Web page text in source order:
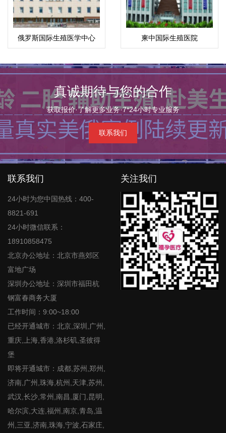
俄罗斯国际生殖医学中心
(ICRM)
柬中国际生殖医院
真诚期待与您的合作
获取报价·了解更多业务·7*24小时专业服务
联系我们
联系我们
24小时为您中国热线：400-
8821-691
24小时微信联系：
18910858475
北京办公地址：北京市燕郊区
富地广场
深圳办公地址：深圳市福田杭
钢富春商务大厦
工作时间：9:00~18:00
已经开通城市：北京,深圳,广州,
重庆,上海,香港,洛杉矶,圣彼得
堡
即将开通城市：成都,苏州,郑州,
济南,广州,珠海,杭州,天津,苏州,
武汉,长沙,常州,南昌,厦门,昆明,
哈尔滨,大连,福州,南京,青岛,温
州,三亚,济南,珠海,宁波,石家庄,
关注我们